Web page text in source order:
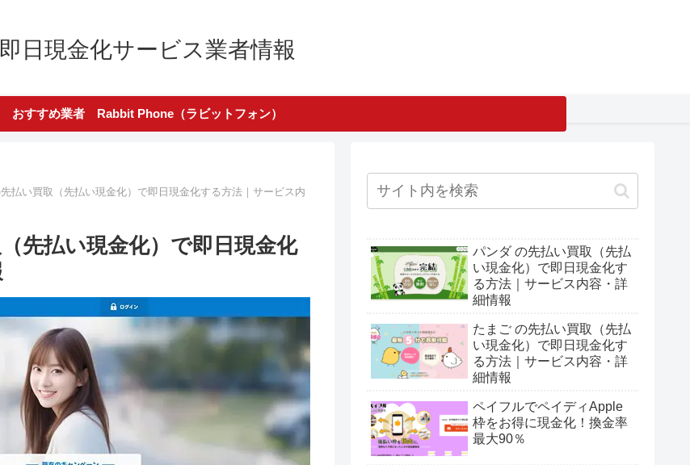
即日現金化サービス業者情報
おすすめ業者 Rabbit Phone（ラビットフォン）
払い買取（先払い現金化）で即日現金化する方法｜サービス内
先払い現金化）で即日現金化
パンダ の先払い買取（先払
い現金化）で即日現金化す
る方法｜サービス内容・詳
細情報
たまご の先払い買取（先払
い現金化）で即日現金化す
る方法｜サービス内容・詳
細情報
ペイフルでペイディApple
枠をお得に現金化！換金率
最大90％